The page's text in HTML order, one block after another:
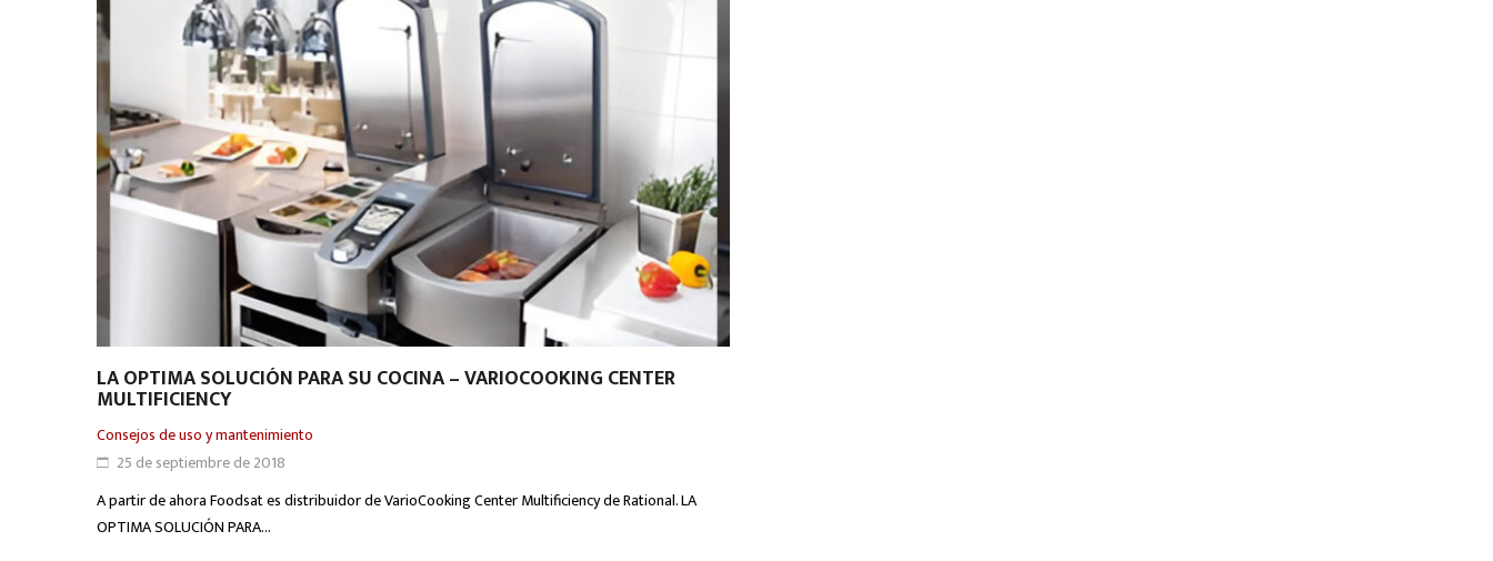
LA OPTIMA SOLUCIÓN PARA SU COCINA – VARIOCOOKING CENTER
MULTIFICIENCY
Consejos de uso y mantenimiento
25 de septiembre de 2018
A partir de ahora Foodsat es distribuidor de VarioCooking Center Multificiency de Rational. LA
OPTIMA SOLUCIÓN PARA...